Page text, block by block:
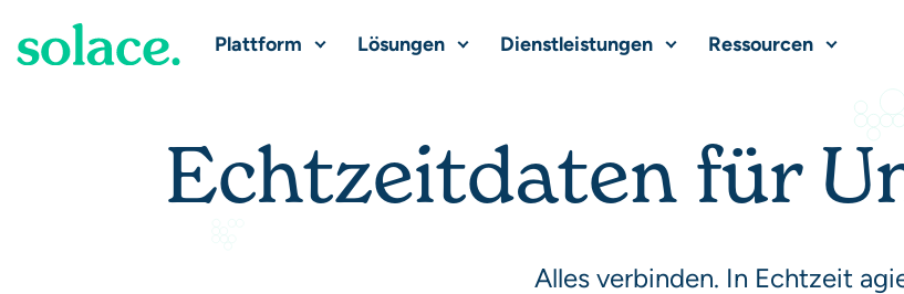
Plattform Lösungen Dienstleistungen Ressourcen
Echtzeitdaten für
Alles verbinden. In Echtzeit